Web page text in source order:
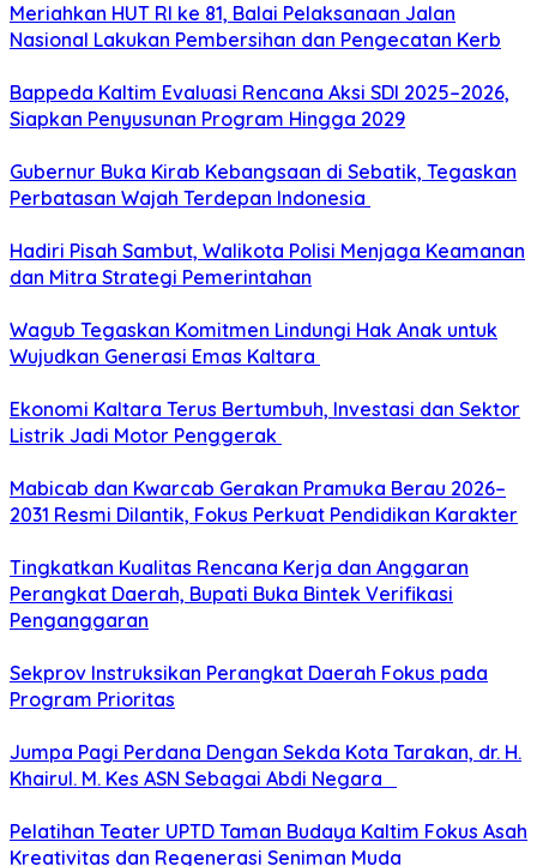
Meriahkan HUT RI ke 81, Balai Pelaksanaan Jalan
Nasional Lakukan Pembersihan dan Pengecatan Kerb
Bappeda Kaltim Evaluasi Rencana Aksi SDI 2025–2026,
Siapkan Penyusunan Program Hingga 2029
Gubernur Buka Kirab Kebangsaan di Sebatik, Tegaskan
Perbatasan Wajah Terdepan Indonesia
Hadiri Pisah Sambut, Walikota Polisi Menjaga Keamanan
dan Mitra Strategi Pemerintahan
Wagub Tegaskan Komitmen Lindungi Hak Anak untuk
Wujudkan Generasi Emas Kaltara
Ekonomi Kaltara Terus Bertumbuh, Investasi dan Sektor
Listrik Jadi Motor Penggerak
Mabicab dan Kwarcab Gerakan Pramuka Berau 2026–
2031 Resmi Dilantik, Fokus Perkuat Pendidikan Karakter
Tingkatkan Kualitas Rencana Kerja dan Anggaran
Perangkat Daerah, Bupati Buka Bintek Verifikasi
Penganggaran
Sekprov Instruksikan Perangkat Daerah Fokus pada
Program Prioritas
Jumpa Pagi Perdana Dengan Sekda Kota Tarakan, dr. H.
Khairul. M. Kes ASN Sebagai Abdi Negara
Pelatihan Teater UPTD Taman Budaya Kaltim Fokus Asah
Kreativitas dan Regenerasi Seniman Muda